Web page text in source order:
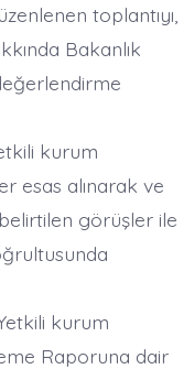
toplantıyı,
Bakanlık
kurum
esas alınarak ve
görüşler ile
kurum
Raporuna dair